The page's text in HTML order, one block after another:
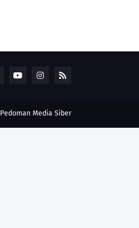
Pedoman Media Siber